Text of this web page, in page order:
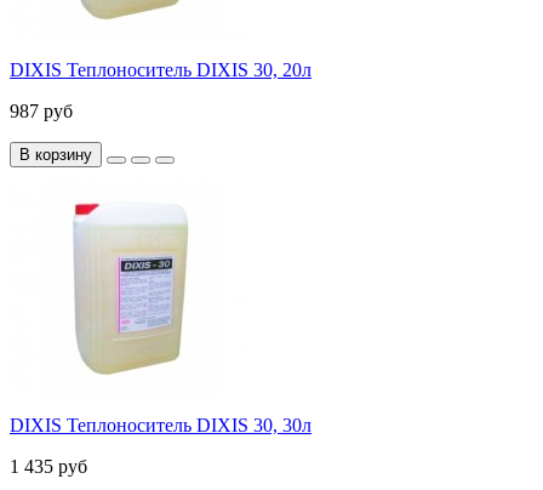
DIXIS Теплоноситель DIXIS 30, 20л
987 руб
В корзину
DIXIS Теплоноситель DIXIS 30, 30л
1 435 руб